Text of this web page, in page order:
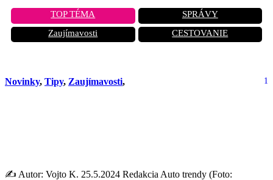
TOP TÉMA
SPRÁVY
Zaujímavosti
CESTOVANIE
Novinky, Tipy, Zaujímavosti, 1
✍️ Autor: Vojto K. 25.5.2024 Redakcia Auto trendy (Foto: